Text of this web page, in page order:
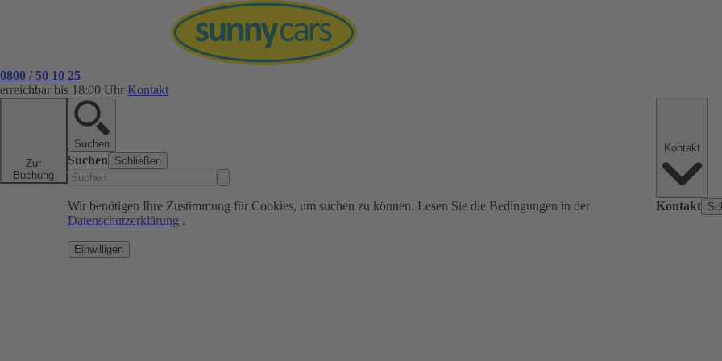
0800 / 50 10 25
erreichbar bis 18:00 Uhr Kontakt
Zur
Buchung
Suchen
Suchen Schließen
Wir benötigen Ihre Zustimmung für Cookies, um suchen zu können. Lesen Sie die Bedingungen in der
Datenschutzerklärung .
Einwilligen
Kontakt